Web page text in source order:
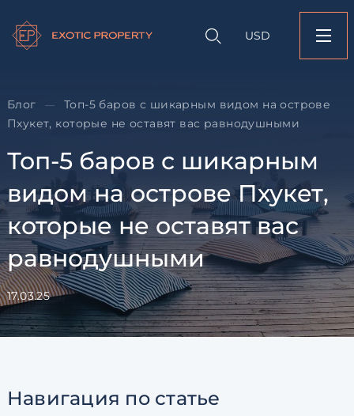
USD
Блог —
Топ-5 баров с шикарным видом на острове
Пхукет, которые не оставят вас равнодушными
Топ-5 баров с шикарным
видом на острове Пхукет,
которые не оставят вас
равнодушными
17.03.25
Навигация по статье
Оставить
Согласен с
по обработке
Я даю согласие на
рассылок
объекту
Топ-5 баров с
видом на острове
Оставьте заявку и
свяжется с вами
недвижимости